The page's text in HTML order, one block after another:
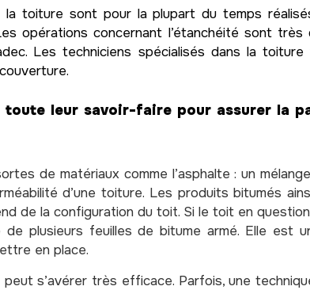
la toiture sont pour la plupart du temps
opérations concernant l’étanchéité sont
Les techniciens spécialisés dans la
leur savoir-faire pour assurer la
de matériaux comme l’asphalte : un
d’une toiture. Les produits bitumés
de la configuration du toit. Si le toit en question
plusieurs feuilles de bitume armé. Elle est
en place.
s’avérer très efficace. Parfois, une